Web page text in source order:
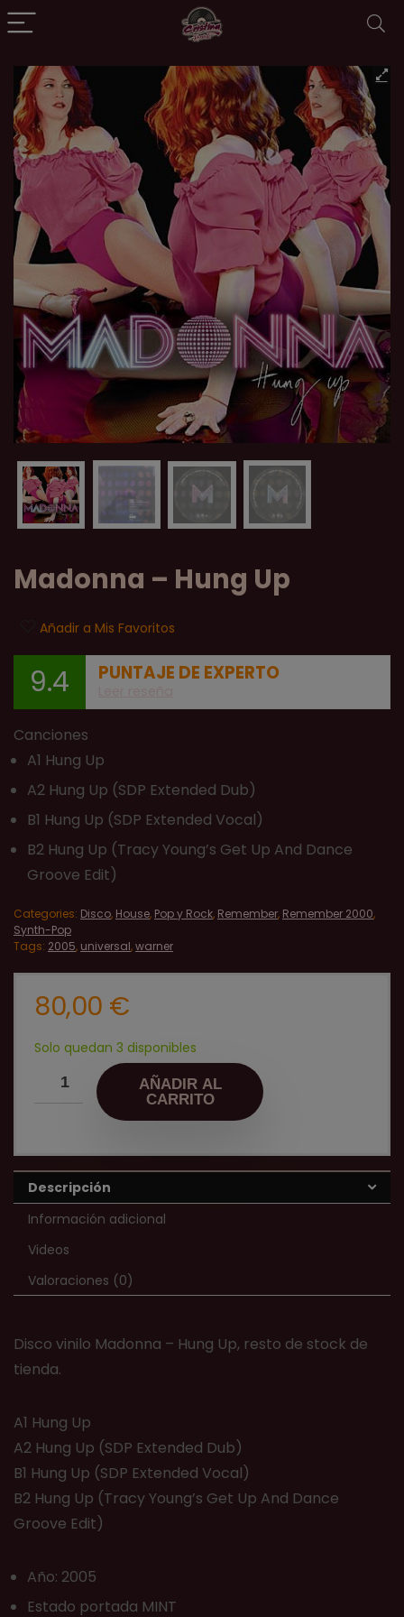
Madonna ‎– Hung Up
Añadir a Mis Favoritos
9.4 PUNTAJE DE EXPERTO
Canciones
A1 Hung Up
A2 Hung Up (SDP Extended Dub)
B1 Hung Up (SDP Extended Vocal)
B2 Hung Up (Tracy Young’s Get Up And Dance
Groove Edit)
Categories: Disco, House, Pop y Rock, Remember, Remember 2000,
Synth-Pop
Tags: 2005, universal,warner
80,00 €
Solo quedan 3 disponibles
AÑADIR AL
CARRITO
Descripción
Información adicional
Videos
Valoraciones (0)
Disco vinilo Madonna ‎– Hung Up, resto de stock de
tienda.
A1 Hung Up
A2 Hung Up (SDP Extended Dub)
B1 Hung Up (SDP Extended Vocal)
B2 Hung Up (Tracy Young’s Get Up And Dance
Groove Edit)
Año: 2005
Estado portada MINT